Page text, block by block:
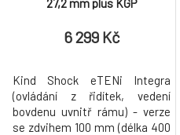
27,2 mm plus KGP
6 299 Kč
Kind Shock eTENi Integra
(ovládání z řidítek, vedení
bovdenu uvnitř rámu) - verze
se zdvihem 100 mm (délka 400